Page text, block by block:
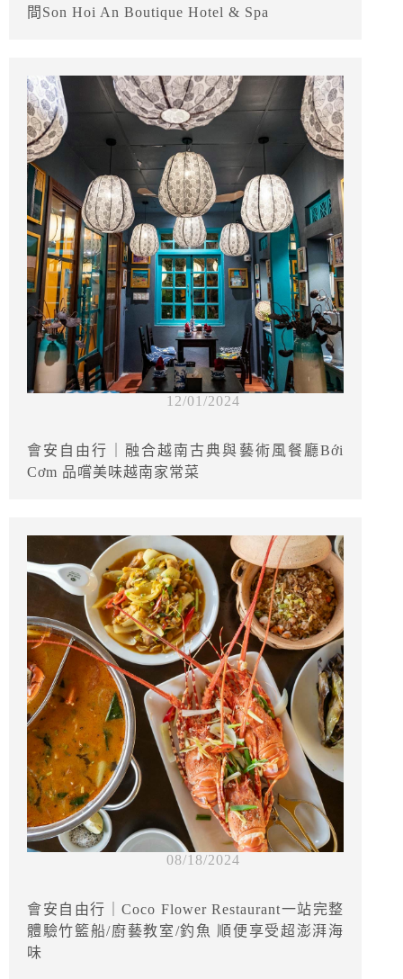
間Son Hoi An Boutique Hotel & Spa
12/01/2024
會安自由行｜融合越南古典與藝術風餐廳Bới
Cơm 品嚐美味越南家常菜
08/18/2024
會安自由行｜Coco Flower Restaurant一站完整
體驗竹籃船/廚藝教室/釣魚 順便享受超澎湃海
味